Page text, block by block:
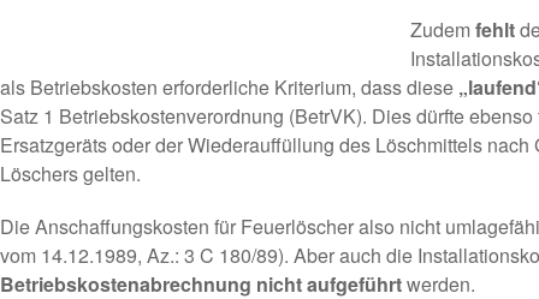
Zudemfehlt
als Betriebskosten erforderliche Kriterium, dass diese
Satz 1 Betriebskostenverordnung (BetrVK). Dies dürfte
Ersatzgeräts oder der Wiederauffüllung des Löschmittels
Löschers gelten.
Die Anschaffungskosten für Feuerlöscher also nicht
vom 14.12.1989, Az.: 3 C 180/89). Aber auch die
Betriebskostenabrechnung nicht aufgeführtwerden.